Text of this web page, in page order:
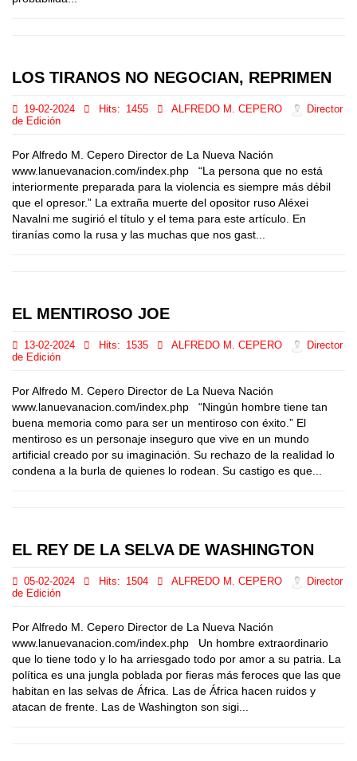
LOS TIRANOS NO NEGOCIAN, REPRIMEN
19-02-2024 Hits: 1455 ALFREDO M. CEPERO
Director
de Edición
Por Alfredo M. Cepero Director de La Nueva Nación
www.lanuevanacion.com/index.php “La persona que no está
interiormente preparada para la violencia es siempre más débil
que el opresor.” La extraña muerte del opositor ruso Aléxei
Navalni me sugirió el título y el tema para este artículo. En
tiranías como la rusa y las muchas que nos gast...
EL MENTIROSO JOE
13-02-2024 Hits: 1535 ALFREDO M. CEPERO
Director
de Edición
Por Alfredo M. Cepero Director de La Nueva Nación
www.lanuevanacion.com/index.php “Ningún hombre tiene tan
buena memoria como para ser un mentiroso con éxito.” El
mentiroso es un personaje inseguro que vive en un mundo
artificial creado por su imaginación. Su rechazo de la realidad lo
condena a la burla de quienes lo rodean. Su castigo es que...
EL REY DE LA SELVA DE WASHINGTON
05-02-2024 Hits: 1504 ALFREDO M. CEPERO
Director
de Edición
Por Alfredo M. Cepero Director de La Nueva Nación
www.lanuevanacion.com/index.php Un hombre extraordinario
que lo tiene todo y lo ha arriesgado todo por amor a su patria. La
política es una jungla poblada por fieras más feroces que las que
habitan en las selvas de África. Las de África hacen ruidos y
atacan de frente. Las de Washington son sigi...